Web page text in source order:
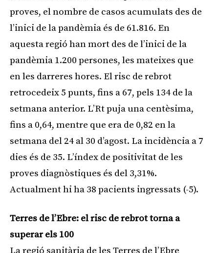
proves, el nombre de casos acumulats des de
l’inici de la pandèmia és de 61.816. En
aquesta regió han mort des de l’inici de la
pandèmia 1.200 persones, les mateixes que
en les darreres hores. El risc de rebrot
retrocedeix 5 punts, fins a 67, pels 134 de la
setmana anterior. L’Rt puja una centèsima,
fins a 0,64, mentre que era de 0,82 en la
setmana del 24 al 30 d’agost. La incidència a 7
dies és de 35. L’índex de positivitat de les
proves diagnòstiques és del 3,31%.
Actualment hi ha 38 pacients ingressats (-5).
Terres de l’Ebre: el risc de rebrot torna a
superar els 100